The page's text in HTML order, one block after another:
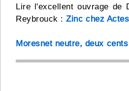
Lire l'excellent ouvrage de
Reybrouck :Zinc chez
Moresnet neutre, deux